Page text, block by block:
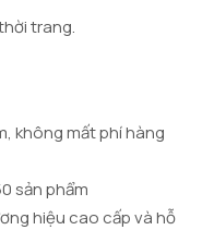
trang.
không mất phí hàng
sản phẩm
hiệu cao cấp và hỗ